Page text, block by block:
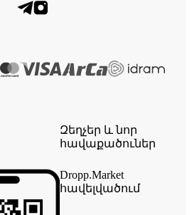
Զեղչեր և նոր
հավաքածուներ
Dropp.Market
հավելվածում